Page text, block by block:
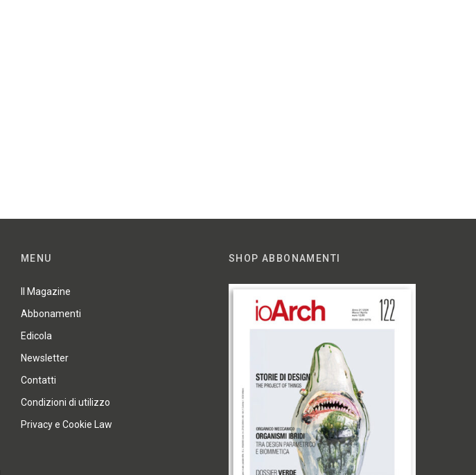
MENU
Il Magazine
Abbonamenti
Edicola
Newsletter
Contatti
Condizioni di utilizzo
Privacy e Cookie Law
SHOP ABBONAMENTI